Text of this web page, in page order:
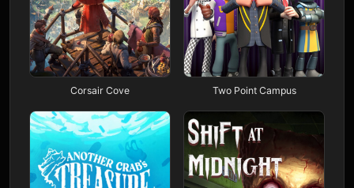
Corsair Cove Two Point Campus